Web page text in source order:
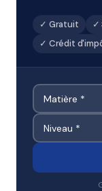
✓ Gratuit ✓
✓ Crédit